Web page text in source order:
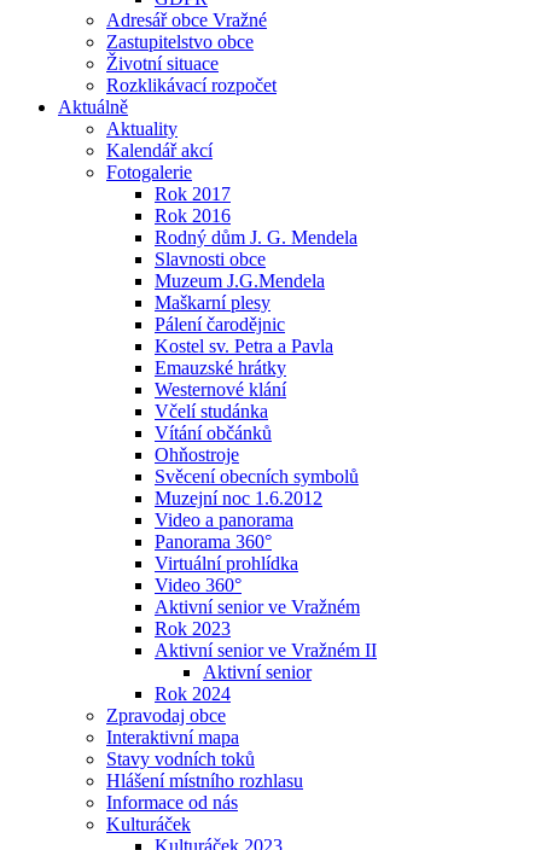
Adresář obce Vražné
Zastupitelstvo obce
Životní situace
Rozklikávací rozpočet
Aktuálně
Aktuality
Kalendář akcí
Fotogalerie
Rok 2017
Rok 2016
Rodný dům J. G. Mendela
Slavnosti obce
Muzeum J.G.Mendela
Maškarní plesy
Pálení čarodějnic
Kostel sv. Petra a Pavla
Emauzské hrátky
Westernové klání
Včelí studánka
Vítání občánků
Ohňostroje
Svěcení obecních symbolů
Muzejní noc 1.6.2012
Video a panorama
Panorama 360°
Virtuální prohlídka
Video 360°
Aktivní senior ve Vražném
Rok 2023
Aktivní senior ve Vražném II
Aktivní senior
Rok 2024
Zpravodaj obce
Interaktivní mapa
Stavy vodních toků
Hlášení místního rozhlasu
Informace od nás
Kulturáček
Kulturáček 2023